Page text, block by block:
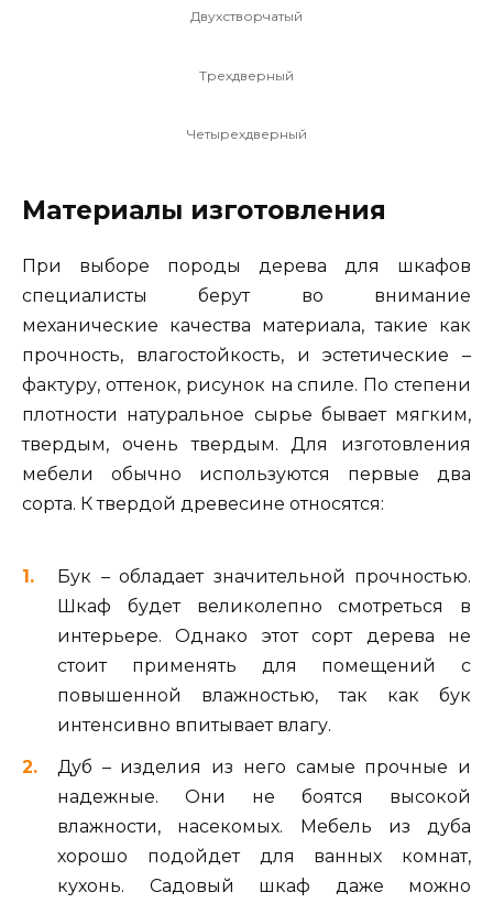
Двухстворчатый
Трехдверный
Четырехдверный
Материалы изготовления
При выборе породы дерева для шкафов
специалисты берут во внимание
механические качества материала, такие как
прочность, влагостойкость, и эстетические –
фактуру, оттенок, рисунок на спиле. По степени
плотности натуральное сырье бывает мягким,
твердым, очень твердым. Для изготовления
мебели обычно используются первые два
сорта. К твердой древесине относятся:
Бук – обладает значительной прочностью.
Шкаф будет великолепно смотреться в
интерьере. Однако этот сорт дерева не
стоит применять для помещений с
повышенной влажностью, так как бук
интенсивно впитывает влагу.
Дуб – изделия из него самые прочные и
надежные. Они не боятся высокой
влажности, насекомых. Мебель из дуба
хорошо подойдет для ванных комнат,
кухонь. Садовый шкаф даже можно